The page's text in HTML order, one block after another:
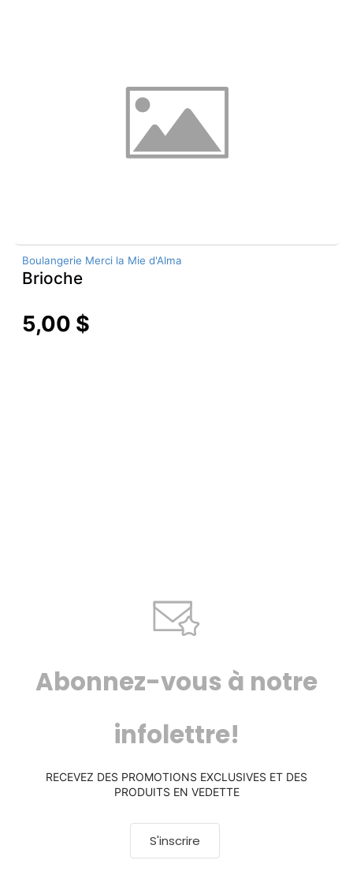
Boulangerie Merci la Mie d'Alma
Brioche
5,00 $
Abonnez-vous à notre
infolettre!
RECEVEZ DES PROMOTIONS EXCLUSIVES ET DES
PRODUITS EN VEDETTE
S'inscrire